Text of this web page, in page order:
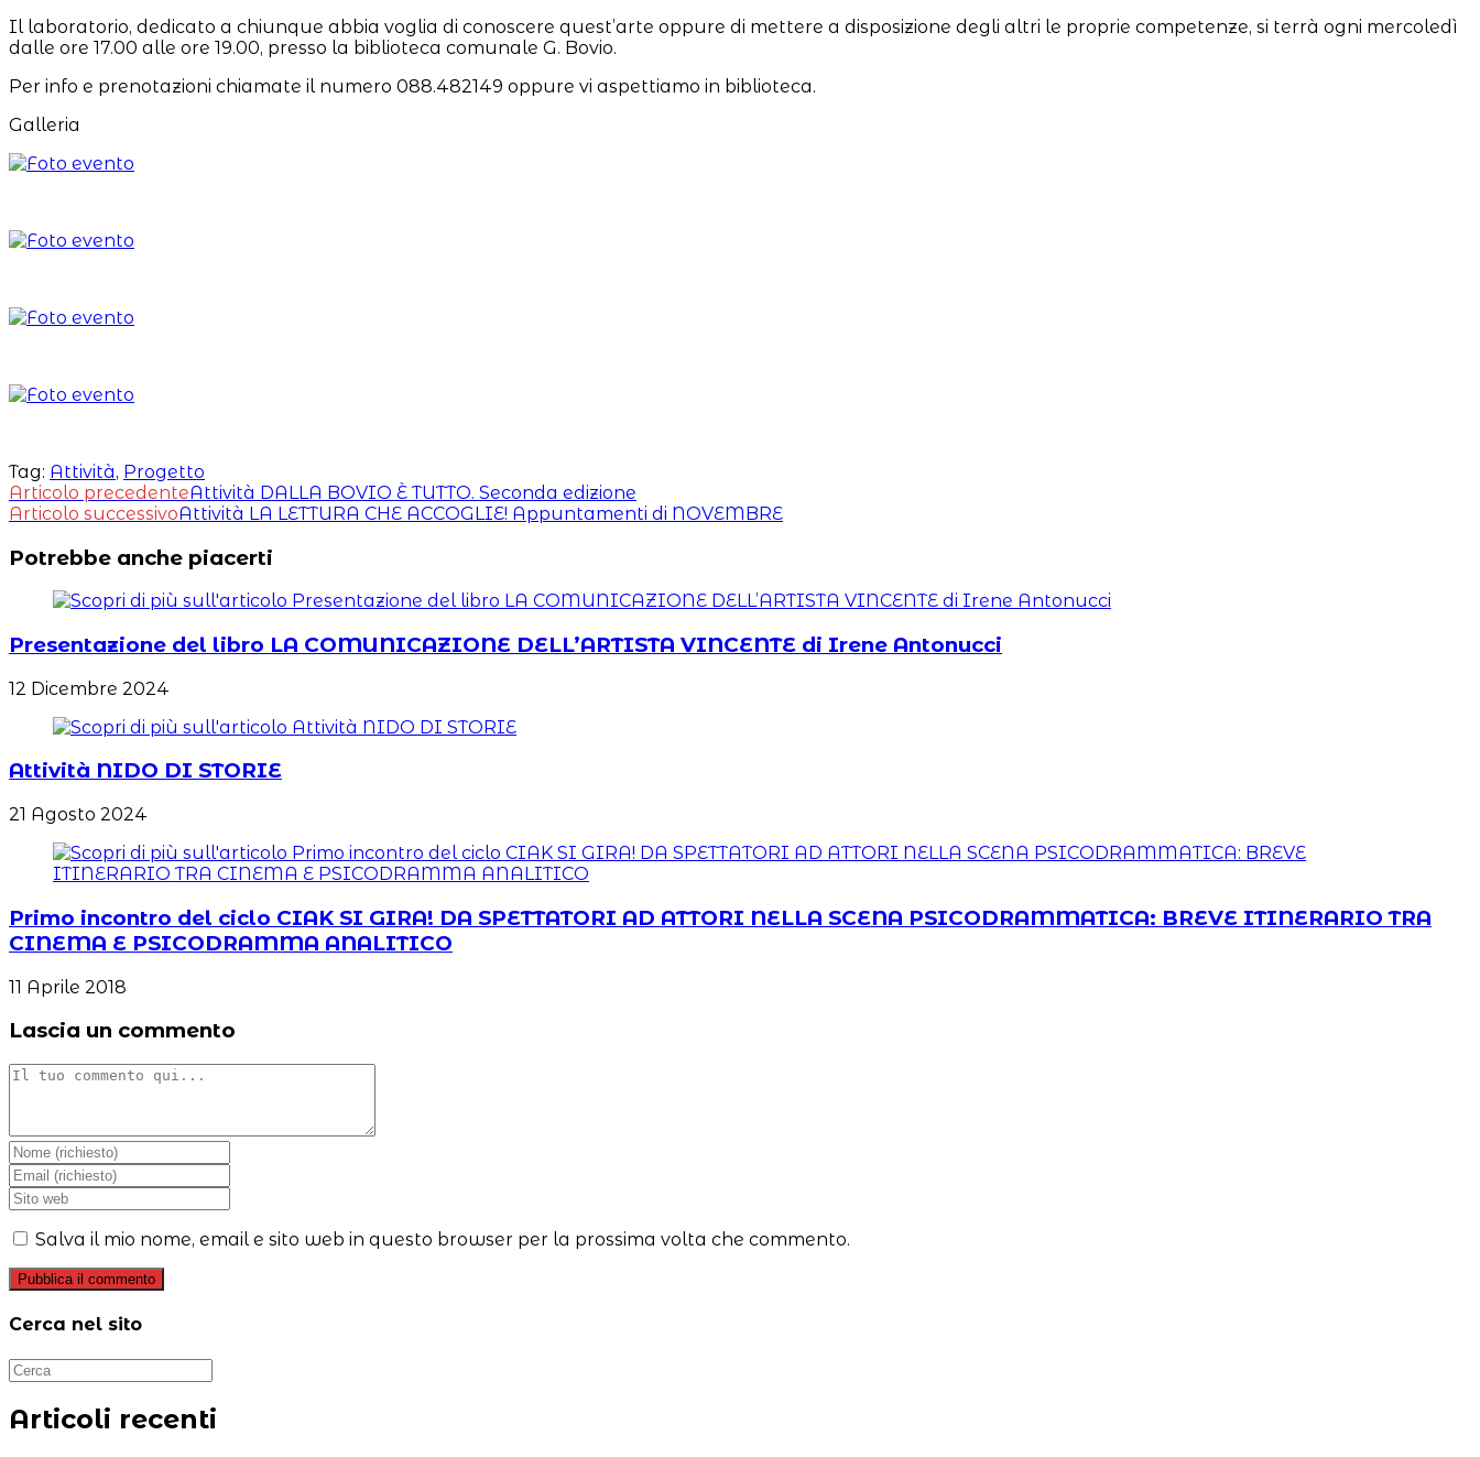
Il laboratorio, dedicato a chiunque abbia voglia di conoscere quest’arte oppure di mettere a disposizione degli altri le proprie competenze, si terrà ogni mercoledì
dalle ore 17.00 alle ore 19.00, presso la biblioteca comunale G. Bovio.
Per info e prenotazioni chiamate il numero 088.482149 oppure vi aspettiamo in biblioteca.
Galleria
Tag: Attività, Progetto
Leggi
altri
articoli
Articolo precedenteAttività DALLA BOVIO È TUTTO. Seconda edizione
Articolo successivoAttività LA LETTURA CHE ACCOGLIE! Appuntamenti di NOVEMBRE
Potrebbe anche piacerti
Presentazione del libro LA COMUNICAZIONE DELL’ARTISTA VINCENTE di Irene Antonucci
12 Dicembre 2024
Attività NIDO DI STORIE
21 Agosto 2024
Primo incontro del ciclo CIAK SI GIRA! DA SPETTATORI AD ATTORI NELLA SCENA PSICODRAMMATICA: BREVE ITINERARIO TRA
CINEMA E PSICODRAMMA ANALITICO
11 Aprile 2018
Lascia un commento
Commento
Inserisci
il
tuo
nome
o
utente
per
commentare
Inserisci
il
tuo
indirizzo
per
Inserisci
l'URL
del
web
Salva il mio nome, email e sito web in questo browser per la prossima volta che commento.
Cerca nel sito
Articoli recenti